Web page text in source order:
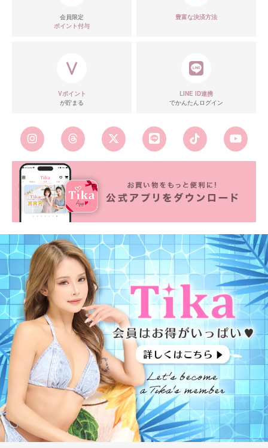
会員限定
ポイント付与
豊富な決済方法
Vポイント
が貯まる
LINE ID連携
でかんたんログイン